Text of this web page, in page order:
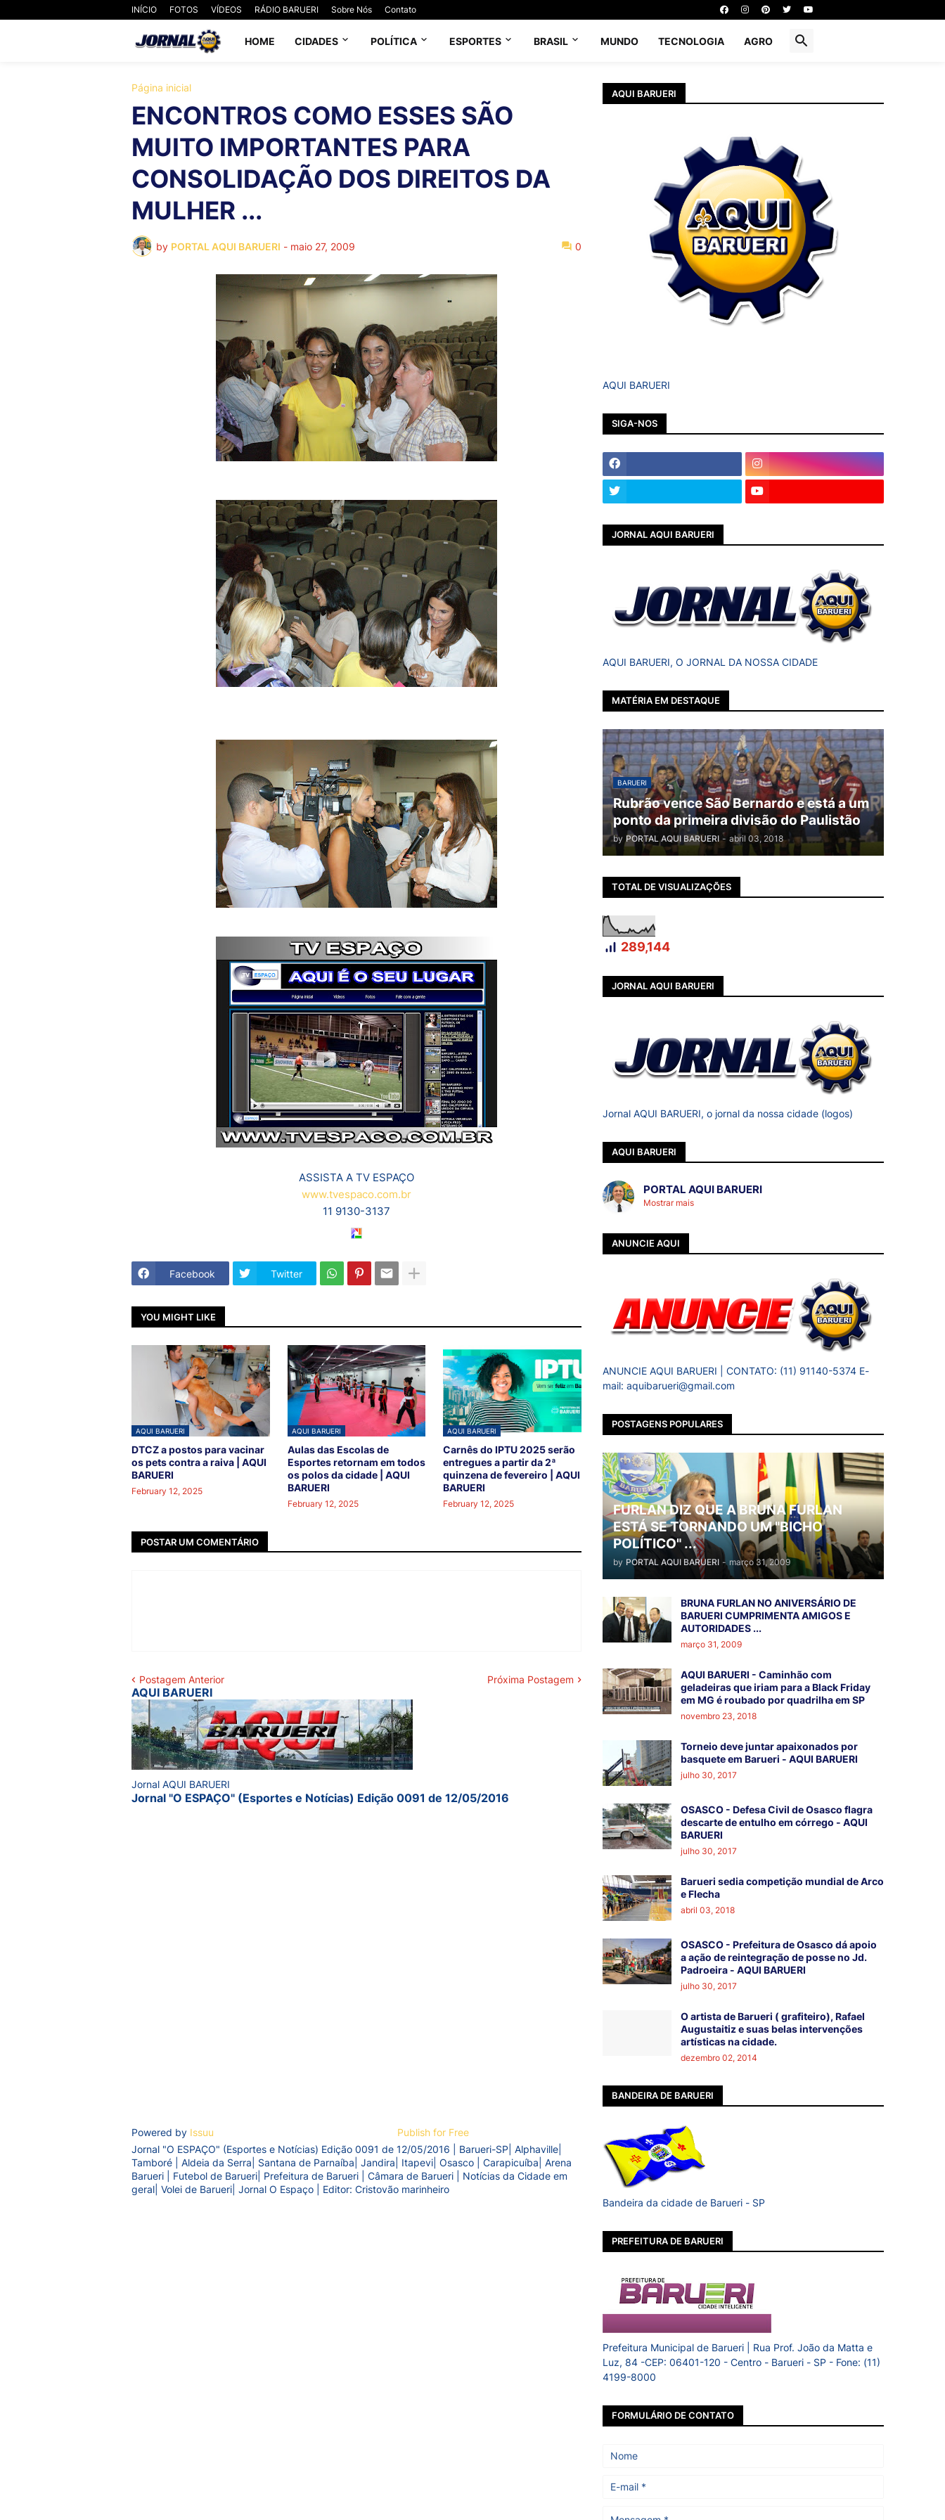
INÍCIO FOTOS VÍDEOS RÁDIO BARUERI Sobre Nós Contato
HOME CIDADES POLÍTICA ESPORTES BRASIL MUNDO TECNOLOGIA AGRO
Página inicial
ENCONTROS COMO ESSES SÃO
MUITO IMPORTANTES PARA
CONSOLIDAÇÃO DOS DIREITOS DA
MULHER ...
by PORTAL AQUI BARUERI - maio 27, 2009 0
ASSISTA A TV ESPAÇO
www.tvespaco.com.br
11 9130-3137
Facebook Twitter
YOU MIGHT LIKE
AQUI BARUERI
DTCZ a postos para vacinar
os pets contra a raiva | AQUI
BARUERI
February 12, 2025
AQUI BARUERI
Aulas das Escolas de
Esportes retornam em todos
os polos da cidade | AQUI
BARUERI
February 12, 2025
AQUI BARUERI
Carnês do IPTU 2025 serão
entregues a partir da 2ª
quinzena de fevereiro | AQUI
BARUERI
February 12, 2025
POSTAR UM COMENTÁRIO
Postagem Anterior Próxima Postagem
AQUI BARUERI
Jornal AQUI BARUERI
Jornal "O ESPAÇO" (Esportes e Notícias) Edição 0091 de 12/05/2016
Powered by Issuu
Publish for Free
Jornal "O ESPAÇO" (Esportes e Notícias) Edição 0091 de 12/05/2016 | Barueri-SP| Alphaville|
Tamboré | Aldeia da Serra| Santana de Parnaíba| Jandira| Itapevi| Osasco | Carapicuíba| Arena
Barueri | Futebol de Barueri| Prefeitura de Barueri | Câmara de Barueri | Notícias da Cidade em
geral| Volei de Barueri| Jornal O Espaço | Editor: Cristovão marinheiro
AQUI BARUERI
AQUI BARUERI
SIGA-NOS
JORNAL AQUI BARUERI
AQUI BARUERI, O JORNAL DA NOSSA CIDADE
MATÉRIA EM DESTAQUE
BARUERI
Rubrão vence São Bernardo e está a um
ponto da primeira divisão do Paulistão
by PORTAL AQUI BARUERI - abril 03, 2018
TOTAL DE VISUALIZAÇÕES
289,144
JORNAL AQUI BARUERI
Jornal AQUI BARUERI, o jornal da nossa cidade (logos)
AQUI BARUERI
PORTAL AQUI BARUERI
Mostrar mais
ANUNCIE AQUI
ANUNCIE AQUI BARUERI | CONTATO: (11) 91140-5374 E-
mail: aquibarueri@gmail.com
POSTAGENS POPULARES
FURLAN DIZ QUE A BRUNA FURLAN
ESTÁ SE TORNANDO UM "BICHO
POLÍTICO" ...
by PORTAL AQUI BARUERI - março 31, 2009
BRUNA FURLAN NO ANIVERSÁRIO DE
BARUERI CUMPRIMENTA AMIGOS E
AUTORIDADES ...
março 31, 2009
AQUI BARUERI - Caminhão com
geladeiras que iriam para a Black Friday
em MG é roubado por quadrilha em SP
novembro 23, 2018
Torneio deve juntar apaixonados por
basquete em Barueri - AQUI BARUERI
julho 30, 2017
OSASCO - Defesa Civil de Osasco flagra
descarte de entulho em córrego - AQUI
BARUERI
julho 30, 2017
Barueri sedia competição mundial de Arco
e Flecha
abril 03, 2018
OSASCO - Prefeitura de Osasco dá apoio
a ação de reintegração de posse no Jd.
Padroeira - AQUI BARUERI
julho 30, 2017
O artista de Barueri ( grafiteiro), Rafael
Augustaitiz e suas belas intervenções
artísticas na cidade.
dezembro 02, 2014
BANDEIRA DE BARUERI
Bandeira da cidade de Barueri - SP
PREFEITURA DE BARUERI
Prefeitura Municipal de Barueri | Rua Prof. João da Matta e
Luz, 84 -CEP: 06401-120 - Centro - Barueri - SP - Fone: (11)
4199-8000
FORMULÁRIO DE CONTATO